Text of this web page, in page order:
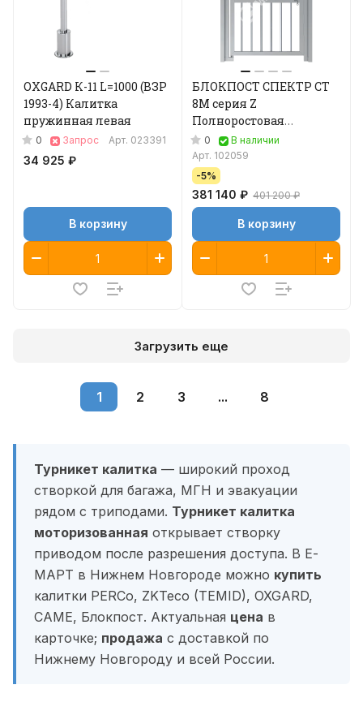
OXGARD К-11 L=1000 (ВЗР
1993-4) Калитка
пружинная левая
0 Запрос Арт. 023391
34 925 ₽
В корзину
БЛОКПОСТ СПЕКТР СТ
8М серия Z
Полноростовая
механическая калитка
0
В наличии
Арт. 102059
-5%
381 140 ₽ 401 200 ₽
В корзину
Загрузить еще
1 2 3 ... 8
Турникет калитка — широкий проход
створкой для багажа, МГН и эвакуации
рядом с триподами. Турникет калитка
моторизованная открывает створку
приводом после разрешения доступа. В Е-
МАРТ в Нижнем Новгороде можно купить
калитки PERCo, ZKTeco (TEMID), OXGARD,
CAME, Блокпост. Актуальная цена в
карточке; продажа с доставкой по
Нижнему Новгороду и всей России.